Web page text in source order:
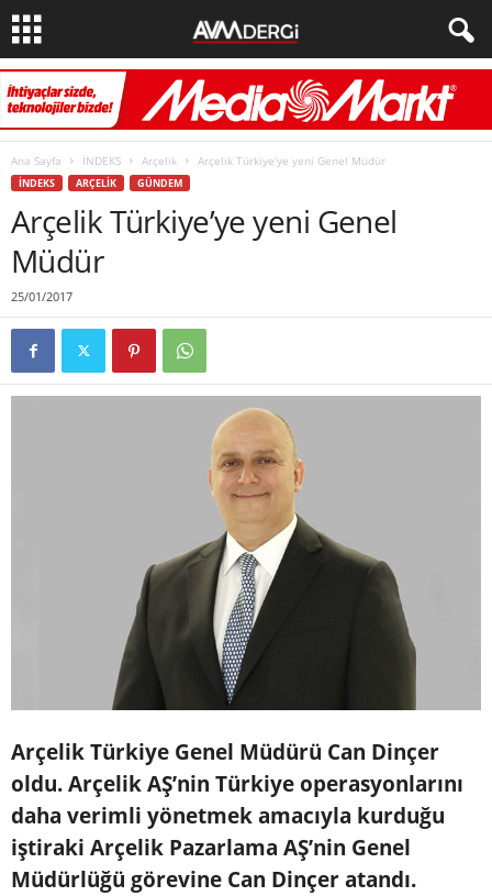
Ana Sayfa İNDEKS Arçelik Arçelik Türkiye’ye yeni Genel Müdür
İNDEKS ARÇELIK GÜNDEM
Arçelik Türkiye’ye yeni Genel
Müdür
25/01/2017
Arçelik Türkiye Genel Müdürü Can Dinçer
oldu. Arçelik AŞ’nin Türkiye operasyonlarını
daha verimli yönetmek amacıyla kurduğu
iştiraki Arçelik Pazarlama AŞ’nin Genel
Müdürlüğü görevine Can Dinçer atandı.